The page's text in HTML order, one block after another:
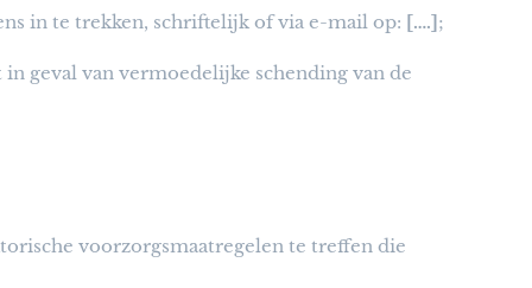
in te trekken, schriftelijk of via e-mail op: [….];
geval van vermoedelijke schending van de
voorzorgsmaatregelen te treffen die